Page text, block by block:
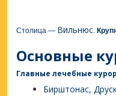
Столица — Вильнюс.
Основные
Главные лечебные
Бирштонас,